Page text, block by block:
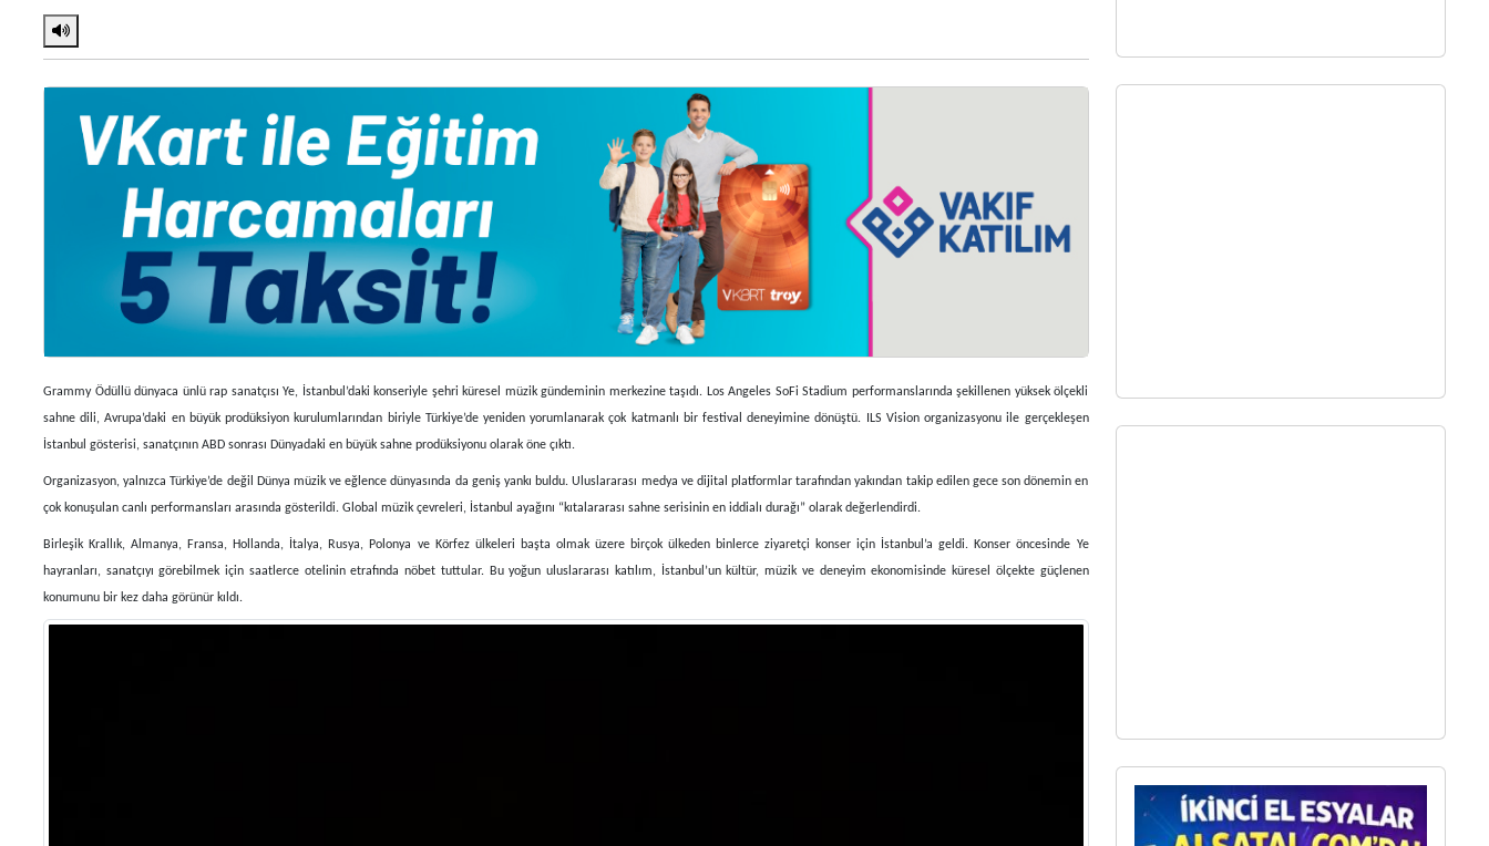
Grammy Ödüllü dünyaca ünlü rap sanatçısı Ye, İstanbul’daki konseriyle şehri küresel müzik gündeminin merkezine taşıdı. Los Angeles SoFi Stadium performanslarında şekillenen yüksek ölçekli
sahne dili, Avrupa’daki en büyük prodüksiyon kurulumlarından biriyle Türkiye’de yeniden yorumlanarak çok katmanlı bir festival deneyimine dönüştü. ILS Vision organizasyonu ile gerçekleşen
İstanbul gösterisi, sanatçının ABD sonrası Dünyadaki en büyük sahne prodüksiyonu olarak öne çıktı.
Organizasyon, yalnızca Türkiye’de değil Dünya müzik ve eğlence dünyasında da geniş yankı buldu. Uluslararası medya ve dijital platformlar tarafından yakından takip edilen gece son dönemin en
çok konuşulan canlı performansları arasında gösterildi. Global müzik çevreleri, İstanbul ayağını “kıtalararası sahne serisinin en iddialı durağı” olarak değerlendirdi.
Birleşik Krallık, Almanya, Fransa, Hollanda, İtalya, Rusya, Polonya ve Körfez ülkeleri başta olmak üzere birçok ülkeden binlerce ziyaretçi konser için İstanbul’a geldi. Konser öncesinde Ye
hayranları, sanatçıyı görebilmek için saatlerce otelinin etrafında nöbet tuttular. Bu yoğun uluslararası katılım, İstanbul’un kültür, müzik ve deneyim ekonomisinde küresel ölçekte güçlenen
konumunu bir kez daha görünür kıldı.